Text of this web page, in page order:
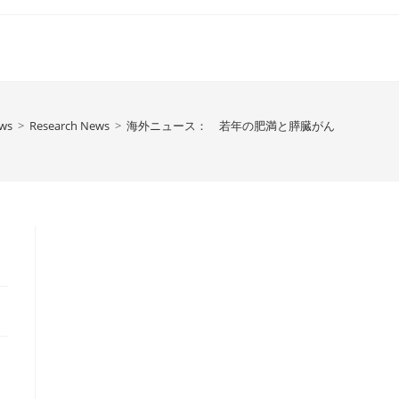
> Research News > 海外ニュース： 若年の肥満と膵臓がん